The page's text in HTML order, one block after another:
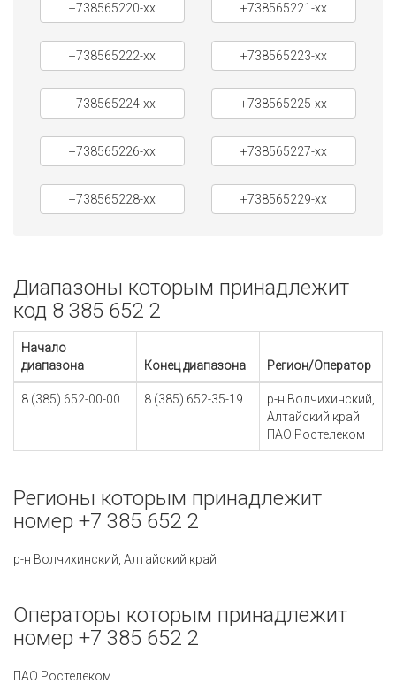
+738565220-xx +738565221-xx
+738565222-xx +738565223-xx
+738565224-xx +738565225-xx
+738565226-xx +738565227-xx
+738565228-xx +738565229-xx
Диапазоны которым принадлежит
код 8 385 652 2
Начало
диапазона
Конец диапазона Регион/Оператор
8 (385) 652-00-00 8 (385) 652-35-19
р-н Волчихинский,
Алтайский край
ПАО Ростелеком
Регионы которым принадлежит
номер +7 385 652 2
р-н Волчихинский, Алтайский край
Операторы которым принадлежит
номер +7 385 652 2
ПАО Ростелеком